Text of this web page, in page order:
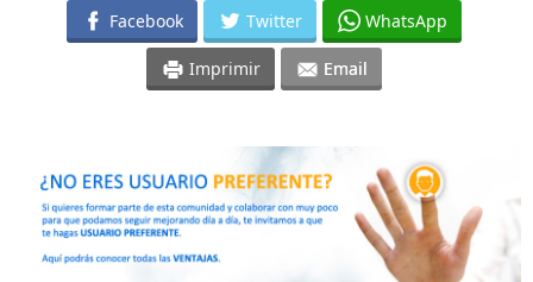
Facebook Twitter WhatsApp
Imprimir Email